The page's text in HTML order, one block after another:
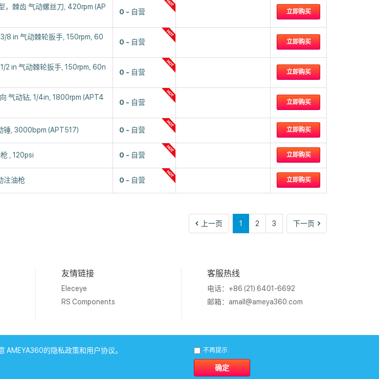
，棘齿 气动螺丝刀, 420rpm (AP
0 自营 立即购买
8 in 气动棘轮扳手, 150rpm, 60
0 自营 立即购买
2 in 气动棘轮扳手, 150rpm, 60n
0 自营 立即购买
气动钻, 1/4in, 1800rpm (APT4
0 自营 立即购买
锤, 3000bpm (APT517) 0 自营 立即购买
, 120psi 0 自营 立即购买
注油枪 0 自营 立即购买
上一页
一
1 2 3 下一页
下
一
友情链接
Eleceye
RS Components
客服热线
电话：+86 (21) 6401-6692
邮箱： amall@ameya360.com
的隐私政策和用户协议。 不再提示
确定